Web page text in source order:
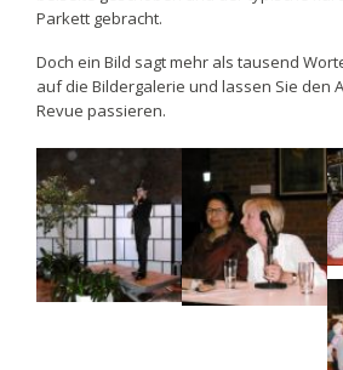
Parkett gebracht.
Doch ein Bild sagt mehr als tausend
auf die Bildergalerie und lassen Sie den
Revue passieren.